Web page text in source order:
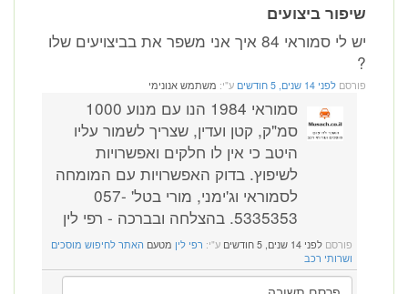
שיפור ביצועים
יש לי סמוראי 84 איך אני משפר את בביצויעים שלו
?
פורסם לפני 14 שנים, 5 חודשים ע"י: משתמש אנונימי
סמוראי 1984 הנו עם מנוע 1000
סמ"ק, קטן ועדין, שצריך לשמור עליו
היטב כי אין לו חלקים ואפשרויות
לשיפוץ. בדוק האפשרויות עם המומחה
לסמוראי וג'ימני, מורי בטל' 057-
5335353. בהצלחה ובברכה - רפי לין
פורסם לפני 14 שנים, 5 חודשים ע"י: רפי לין מטעם האתר לחיפוש מוסכים
ושרותי רכב